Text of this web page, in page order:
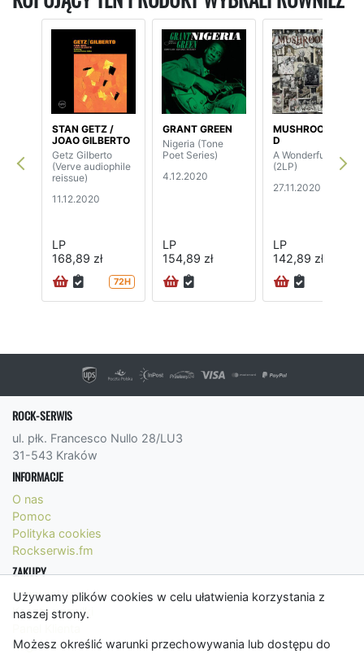
Używamy plików cookies w celu ułatwienia korzystania z
naszej strony.
Możesz określić warunki przechowywania lub dostępu do
STAN GETZ /
JOAO GILBERTO
Getz Gilberto
(Verve audiophile
reissue)
11.12.2020
LP
168,89 zł
72H
GRANT GREEN
Nigeria (Tone
Poet Series)
4.12.2020
LP
154,89 zł
MUSHROOMHEA
D
A Wonderful Life
(2LP)
27.11.2020
LP
142,89 zł
ROCK-SERWIS
ul. płk. Francesco Nullo 28/LU3
31-543 Kraków
INFORMACJE
O nas
Pomoc
Polityka cookies
Rockserwis.fm
ZAKUPY
Formy płatności
Koszty wysyłki
Regulamin